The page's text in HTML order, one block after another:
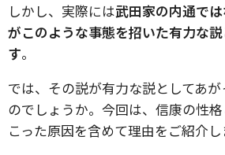
しかし、実際には武田家の内通で
がこのような事態を招いた有力な
す。
では、その説が有力な説としてあ
のでしょうか。今回は、信康の性
こった原因を含めて理由をご紹介し